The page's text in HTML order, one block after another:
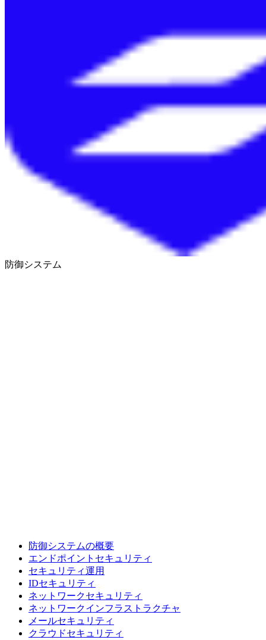
防御システム
防御システムの概要
エンドポイントセキュリティ
セキュリティ運用
IDセキュリティ
ネットワークセキュリティ
ネットワークインフラストラクチャ
メールセキュリティ
クラウドセキュリティ